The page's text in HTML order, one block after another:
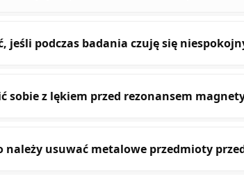
jeśli podczas badania czuję się
sobie z lękiem przed rezonansem
należy usuwać metalowe przedmioty